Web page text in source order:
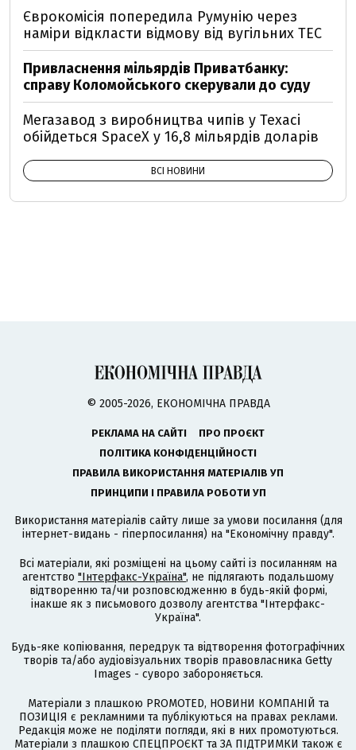
Єврокомісія попередила Румунію через
наміри відкласти відмову від вугільних ТЕС
Привласнення мільярдів Приватбанку:
справу Коломойського скерували до суду
Мегазавод з виробництва чипів у Техасі
обійдеться SpaceX у 16,8 мільярдів доларів
ВСІ НОВИНИ
© 2005-2026, ЕКОНОМІЧНА ПРАВДА
РЕКЛАМА НА САЙТІ
ПРО ПРОЄКТ
ПОЛІТИКА КОНФІДЕНЦІЙНОСТІ
ПРАВИЛА ВИКОРИСТАННЯ МАТЕРІАЛІВ УП
ПРИНЦИПИ І ПРАВИЛА РОБОТИ УП
Використання матеріалів сайту лише за умови посилання (для
інтернет-видань - гіперпосилання) на "Економічну правду".
Всі матеріали, які розміщені на цьому сайті із посиланням на
агентство "Інтерфакс-Україна", не підлягають подальшому
відтворенню та/чи розповсюдженню в будь-якій формі,
інакше як з письмового дозволу агентства "Інтерфакс-
Україна".
Будь-яке копіювання, передрук та відтворення фотографічних
творів та/або аудіовізуальних творів правовласника Getty
Images - суворо забороняється.
Матеріали з плашкою PROMOTED, НОВИНИ КОМПАНІЙ та
ПОЗИЦІЯ є рекламними та публікуються на правах реклами.
Редакція може не поділяти погляди, які в них промотуються.
Матеріали з плашкою СПЕЦПРОЄКТ та ЗА ПІДТРИМКИ також є